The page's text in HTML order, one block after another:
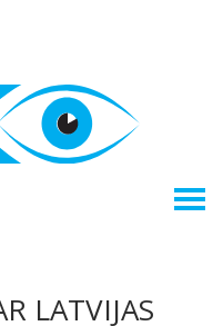
LATVIJAS